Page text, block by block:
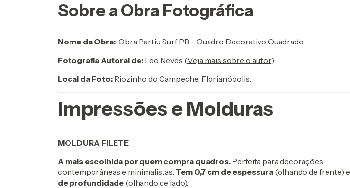
Sobre a Obra Fotográfica
Nome da Obra: Obra Partiu Surf PB - Quadro Decorativo Quadrado
Fotografia Autoral de: Leo Neves (Veja mais sobre o autor)
Local da Foto: Riozinho do Campeche, Florianópolis.
Impressões e Molduras
MOLDURA FILETE
A mais escolhida por quem compra quadros. Perfeita para decorações
contemporâneas e minimalistas. Tem 0,7 cm de espessura (olhando de frente) e
de profundidade (olhando de lado).